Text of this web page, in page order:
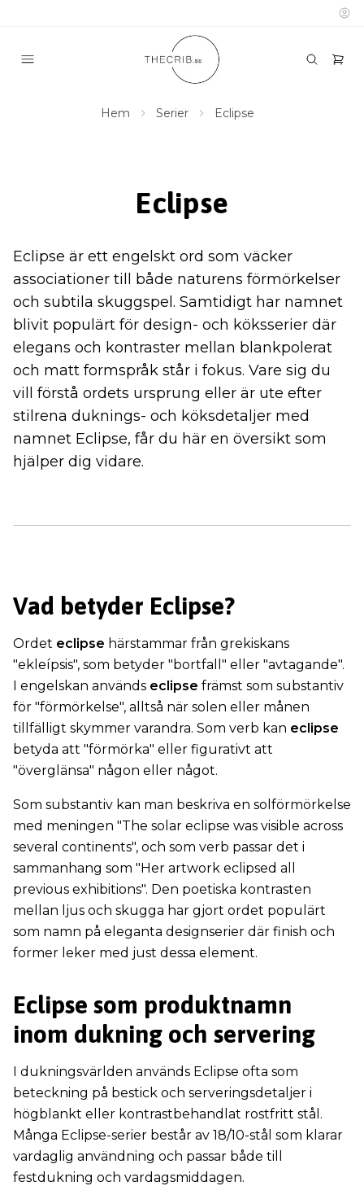
Hem Serier Eclipse
Eclipse
Eclipse är ett engelskt ord som väcker
associationer till både naturens förmörkelser
och subtila skuggspel. Samtidigt har namnet
blivit populärt för design- och köksserier där
elegans och kontraster mellan blankpolerat
och matt formspråk står i fokus. Vare sig du
vill förstå ordets ursprung eller är ute efter
stilrena duknings- och köksdetaljer med
namnet Eclipse, får du här en översikt som
hjälper dig vidare.
Vad betyder Eclipse?
Ordet eclipse härstammar från grekiskans
"ekleípsis", som betyder "bortfall" eller "avtagande".
I engelskan används eclipse främst som substantiv
för "förmörkelse", alltså när solen eller månen
tillfälligt skymmer varandra. Som verb kan eclipse
betyda att "förmörka" eller figurativt att
"överglänsa" någon eller något.
Som substantiv kan man beskriva en solförmörkelse
med meningen "The solar eclipse was visible across
several continents", och som verb passar det i
sammanhang som "Her artwork eclipsed all
previous exhibitions". Den poetiska kontrasten
mellan ljus och skugga har gjort ordet populärt
som namn på eleganta designserier där finish och
former leker med just dessa element.
Eclipse som produktnamn
inom dukning och servering
I dukningsvärlden används Eclipse ofta som
beteckning på bestick och serveringsdetaljer i
högblankt eller kontrastbehandlat rostfritt stål.
Många Eclipse-serier består av 18/10-stål som klarar
vardaglig användning och passar både till
festdukning och vardagsmiddagen.